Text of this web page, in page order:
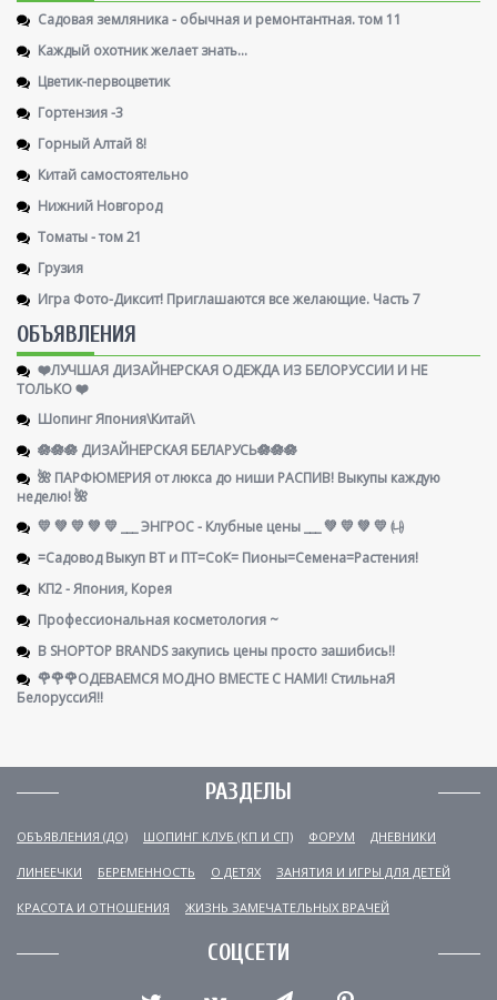
Садовая земляника - обычная и ремонтантная. том 11
Каждый охотник желает знать...
Цветик-первоцветик
Гортензия -3
Горный Алтай 8!
Китай самостоятельно
Нижний Новгород
Томаты - том 21
Грузия
Игра Фото-Диксит! Приглашаются все желающие. Часть 7
ОБЪЯВЛЕНИЯ
❤️ЛУЧШАЯ ДИЗАЙНЕРСКАЯ ОДЕЖДА ИЗ БЕЛОРУССИИ И НЕ
ТОЛЬКО ❤️
Шопинг Япония\Китай\
🪷🪷🪷 ДИЗАЙНЕРСКАЯ БЕЛАРУСЬ🪷🪷🪷
🌺 ПАРФЮМЕРИЯ от люкса до ниши РАСПИВ! Выкупы каждую
неделю! 🌺
💛 💚 💛 💚 💛 ___ ЭНГРОС - Клубные цены ___ 💚 💛 💚 💛 ㈏
=Садовод Выкуп ВТ и ПТ=СоК= Пионы=Семена=Растения!
КП2 - Япония, Корея
Профессиональная косметология ~
В SHOPTOP BRANDS закупись цены просто зашибись!!
🌹🌹🌹ОДЕВАЕМСЯ МОДНО ВМЕСТЕ С НАМИ! СтильнаЯ
БелоруссиЯ‼
РАЗДЕЛЫ
ОБЪЯВЛЕНИЯ (ДО) ШОПИНГ КЛУБ (КП И СП) ФОРУМ ДНЕВНИКИ
ЛИНЕЕЧКИ БЕРЕМЕННОСТЬ О ДЕТЯХ ЗАНЯТИЯ И ИГРЫ ДЛЯ ДЕТЕЙ
КРАСОТА И ОТНОШЕНИЯ ЖИЗНЬ ЗАМЕЧАТЕЛЬНЫХ ВРАЧЕЙ
СОЦСЕТИ